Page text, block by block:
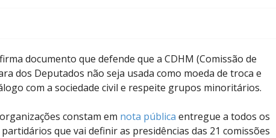
documento que defende que a CDHM (Comissão de
dos Deputados não seja usada como moeda de troca e
com a sociedade civil e respeite grupos minoritários.
constam em nota pública entregue a todos os
que vai definir as presidências das 21 comissões